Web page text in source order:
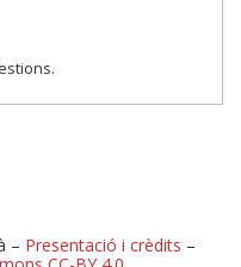
– Presentació i crèdits –